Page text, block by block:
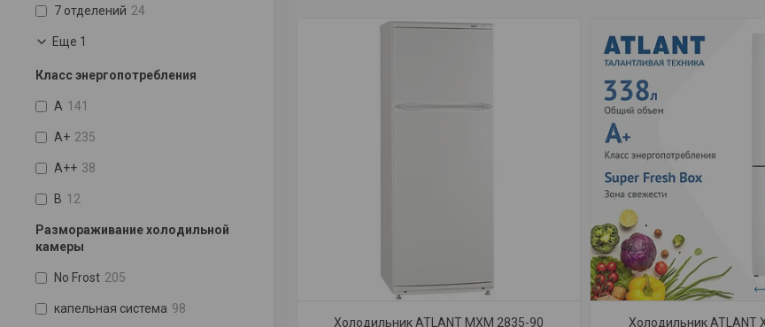
7 отделений 24
Еще 1
Класс энергопотребления
A 141
A+ 235
A++ 38
B 12
Размораживание холодильной
камеры
No Frost 205
капельная система 98
Холодильник ATLANT МХМ 2835-90 Холодильник ATLANT